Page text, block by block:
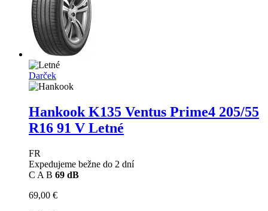
Darček
Hankook K135 Ventus Prime4 205/55
R16 91 V Letné
FR
Expedujeme bežne do 2 dní
C A B 69 dB
69,00 €